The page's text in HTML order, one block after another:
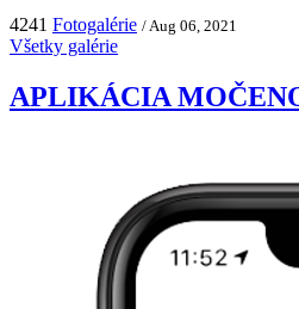
4241 Fotogalérie / Aug 06, 2021
Všetky galérie
APLIKÁCIA